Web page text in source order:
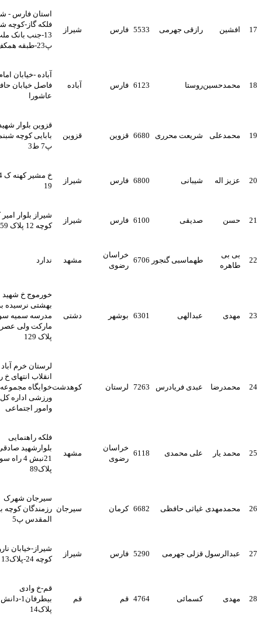
افشین رازقی جهرمی 5533 فارس شیراز
استان فارس - شیراز-
فلکه گاز-کوچه شماره
13-جنب بانک ملت
محمدحسینروستا 6123 فارس
آباده -خیابان امام-حد
فاصل خیابان حافظ و
عاشورا
محمدعلی شریعت محرری 6680 قزوین قزوین
قزوین بلوار شهید
بابایی کوچه شبنم7
عزیز اله شیبانی 6800 فارس شیراز
خ مشیر کهنه ک 24 پ
19
حسن صدیقی 6100 فارس شیراز
شیراز بلوار امیر کبیر
کوچه 12 پلاک 259
بی بی
طاهره
طهماسبی گنجور 6706
خراسان
رضوی
مشهد ندارد
مهدی عبدالهی 6301 بوشهر دشتی
خورموج خ شهید
بهشتی نرسیده به
مدرسه سمیه سوپر
مارکت ولی عصر
پلاک 129
محمدرضا عبدی فریادرس 7263 لرستان کوهدشت
لرستان خرم آباد خ
انقلاب انتهای خ رازی
خوابگاه مجموعه
ورزشی اداره کل کار
وامور اجتماعی
محمد یار علی محمدی 6118
خراسان
رضوی
مشهد
فلکه راهنمایی
بلوارشهید صادقی
21نبش 4 راه سوم
محمدمهدی غیاثی حافظی 6682 کرمان سیرجان
سیرجان شهرک
رزمندگان کوچه بیت
المقدس پ5
عبدالرسول قزلی جهرمی 5290 فارس شیراز
شیراز-خیابان نارون-
کوچه 24-پلاک13
مهدی کسمائی 4764 قم
قم-خ وادی
بیطرفان1-دانش8-